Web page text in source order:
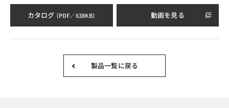
カタログ（PDF／638KB） 動画を見る
製品一覧に戻る